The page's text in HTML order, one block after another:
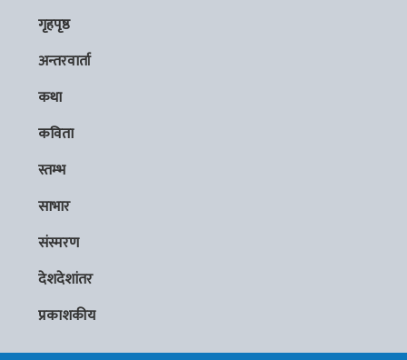
गृहपृष्ठ
अन्तरवार्ता
कथा
कविता
स्तम्भ
साभार
संस्मरण
देशदेशांतर
प्रकाशकीय